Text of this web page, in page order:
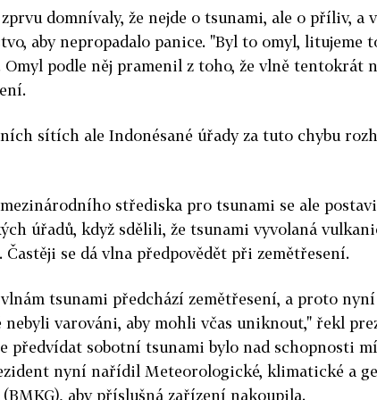
domnívaly, že nejde o tsunami, ale o příliv, a
aby nepropadalo panice. "Byl to omyl, litujeme
Omyl podle něj pramenil z toho, že vlně tentokrát
sítích ale Indonésané úřady za tuto chybu
střediska pro tsunami se ale
úřadů, když sdělili, že tsunami vyvolaná
Častěji se dá vlna předpovědět při zemětřesení.
vlnám tsunami předchází zemětřesení, a proto
nebyli varováni, aby mohli včas uniknout," řekl
předvídat sobotní tsunami bylo nad schopnosti
nyní nařídil Meteorologické, klimatické a
aby příslušná zařízení nakoupila.